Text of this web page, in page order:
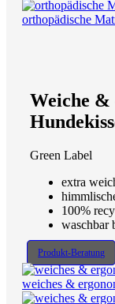
orthopädische
Weiche &
Green Label
extra
100%
waschbar
Produkt-Beratung
weiches &